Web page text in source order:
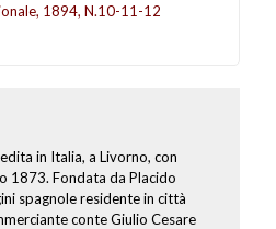
1894, N.10-11-12
in Italia, a Livorno, con
1873. Fondata da Placido
spagnole residente in città
conte Giulio Cesare